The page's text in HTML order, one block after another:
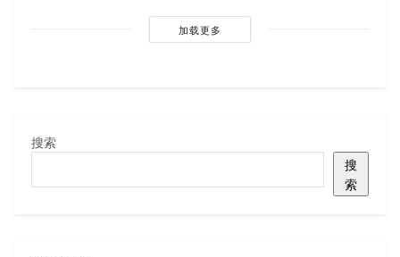
加载更多
搜索
搜
索